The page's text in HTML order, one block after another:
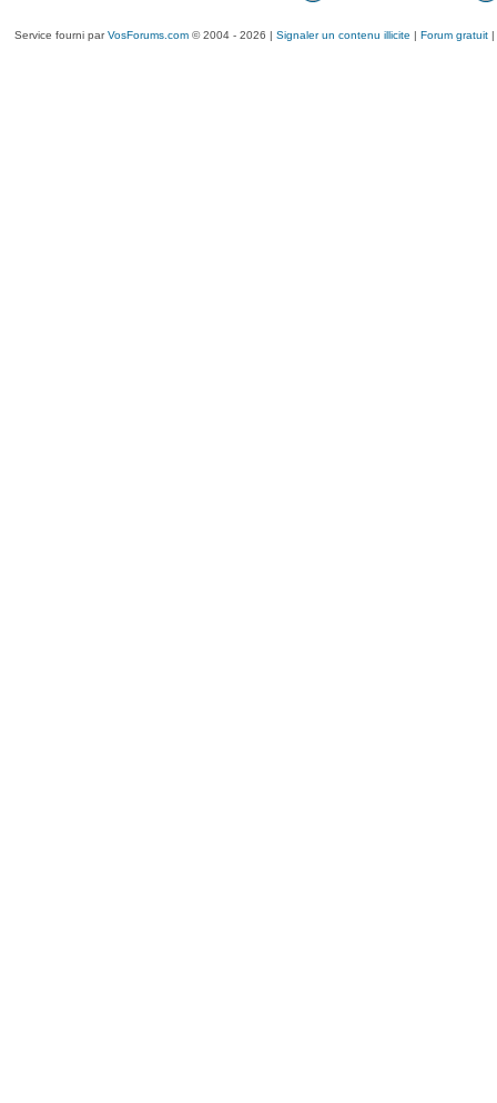
Service fourni parVosForums.com© 2004 - 2026 | Signaler un contenu illicite | Forum gratuit|